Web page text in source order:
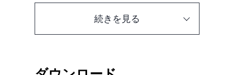
1.2.1 位相速度推定器の基本構造
1.3 一般化積分形PLL法
続きを見る